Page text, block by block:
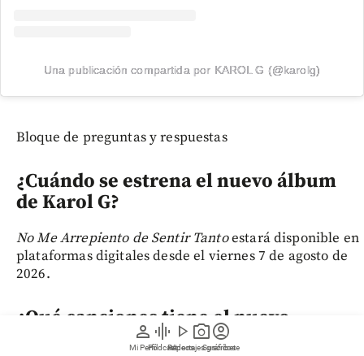
person
Mi Perfil
graphic_eq
Pódcast
play_arrow
Videos
photo_camera
Reportajes gráficos
account_circle
Suscríbete
Una publicación compartida por KAROL G (@karolg)
Bloque de preguntas y respuestas
¿Cuándo se estrena el nuevo álbum
de Karol G?
No Me Arrepiento de Sentir Tantoestará disponible en
plataformas digitales desde el viernes 7 de agosto de
2026.
¿Qué canciones tiene el nuevo
álbum de Karol G?